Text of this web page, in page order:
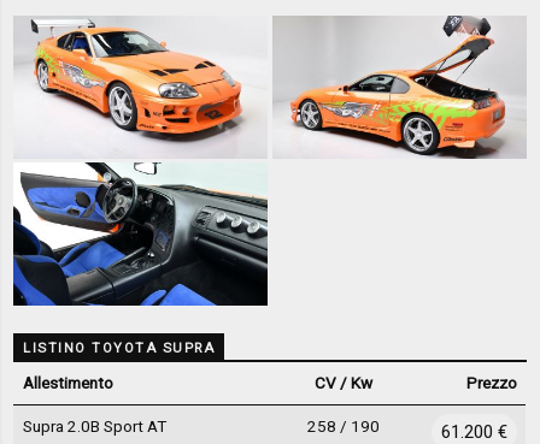
LISTINO TOYOTA SUPRA
Allestimento CV / Kw Prezzo
Supra 2.0B Sport AT 258 / 190 61.200 €